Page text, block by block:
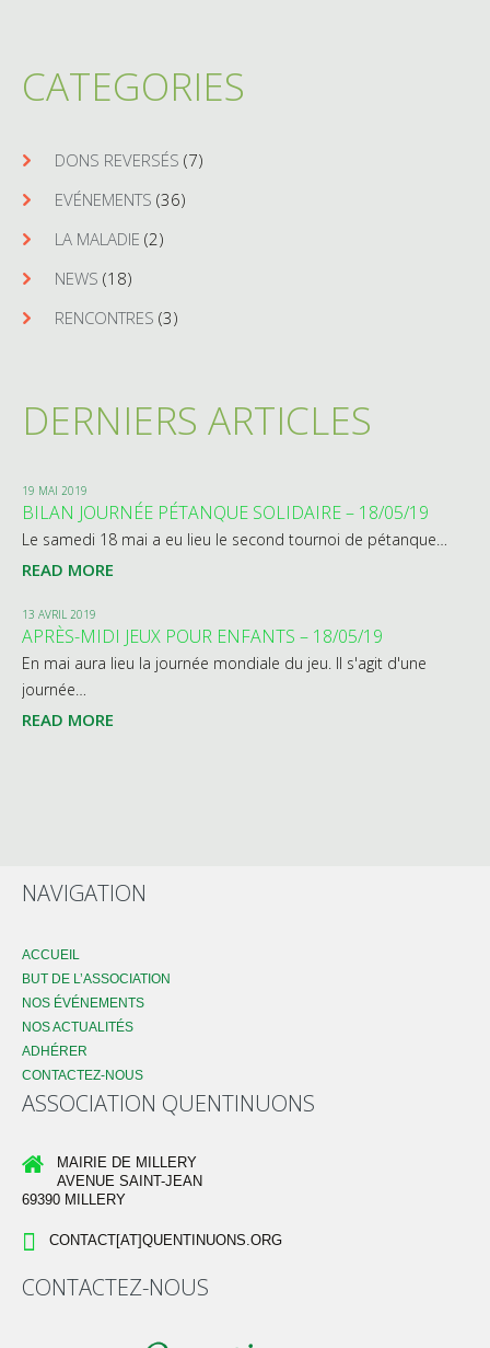
CATEGORIES
DONS REVERSÉS (7)
EVÉNEMENTS (36)
LA MALADIE (2)
NEWS (18)
RENCONTRES (3)
DERNIERS ARTICLES
19 MAI 2019
BILAN JOURNÉE PÉTANQUE SOLIDAIRE – 18/05/19
Le samedi 18 mai a eu lieu le second tournoi de pétanque…
READ MORE
13 AVRIL 2019
APRÈS-MIDI JEUX POUR ENFANTS – 18/05/19
En mai aura lieu la journée mondiale du jeu. Il s'agit d'une
journée…
READ MORE
NAVIGATION
ACCUEIL
BUT DE L’ASSOCIATION
NOS ÉVÉNEMENTS
NOS ACTUALITÉS
ADHÉRER
CONTACTEZ-NOUS
ASSOCIATION QUENTINUONS
MAIRIE DE MILLERY
AVENUE SAINT-JEAN
69390 MILLERY
CONTACT[AT]QUENTINUONS.ORG
CONTACTEZ-NOUS